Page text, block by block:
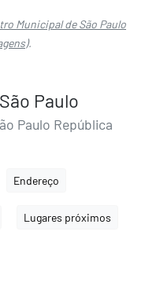
Municipal de São Paulo
).
Paulo
Paulo República
Endereço
Lugares próximos